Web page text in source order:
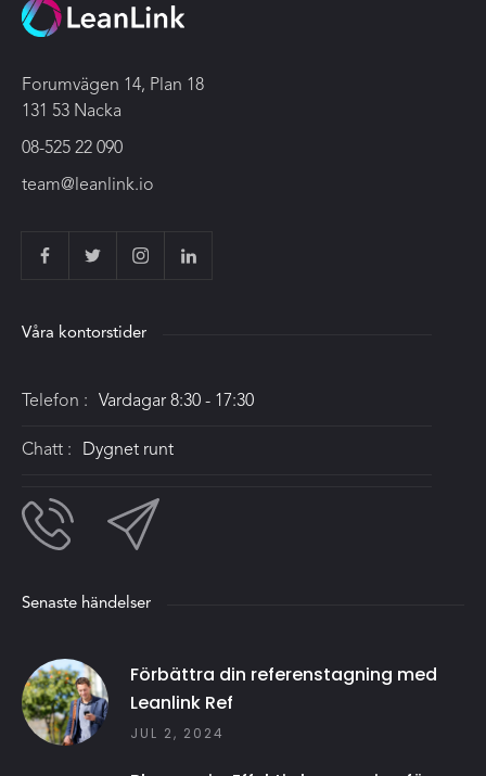
Forumvägen 14, Plan 18
131 53 Nacka
08-525 22 090
team@leanlink.io
Våra kontorstider
Telefon : Vardagar 8:30 - 17:30
Chatt : Dygnet runt
Senaste händelser
Förbättra din referenstagning med
Leanlink Ref
JUL 2, 2024